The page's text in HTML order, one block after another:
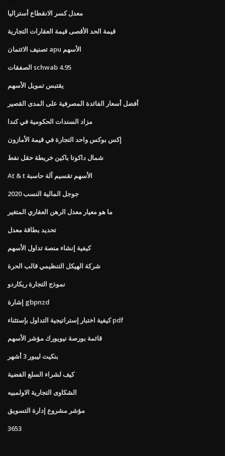
معدل كسر الانقطاع أستراليا
قيمة الحد الأقصى قيمة العقارات التجارية
تصنيف الائتمان apu الأسهم
الصفقات schwab 4.95
يقتبس تمويل الأسهم
أفضل أسعار الفائدة المصرفية على المدى القصير
مزاد السندات الحكومية في كندا
إكس بوكس ​​واحد التجارة في قيمة الأمازون
شمال داكوتا باكين خريطة حقل نفط
At & t الأسهم تقسيم آلة حاسبة
جوجل المالية النسب 2020
ما هو معيار معدل الرهن العقاري المتغير
تحديد بطاقة معدل
كيفية إنشاء منصة تداول الأسهم
شركة الهيكل التنظيمي قالب الحرة
نموذج التجارة ريكاردو
إشارة gbpnzd
كيفية اختبار إستراتيجية التداول بإستثناء pdf
قائمة بورصة نيويورك مؤشر الأسهم
بنكيت ليبور 3 أشهر
كيف لشراء السلع الفضية
الشكاوى التجارية الاولمبيه
مؤشر مشروع إدارة التسويق
3653